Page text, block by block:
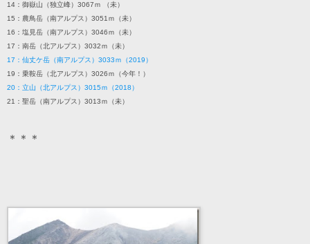
14：御嶽山（独立峰）3067ｍ （未）
15：農鳥岳（南アルプス）3051ｍ（未）
16：塩見岳（南アルプス）3046ｍ（未）
17：南岳（北アルプス）3032ｍ（未）
17：仙丈ケ岳（南アルプス）3033ｍ（2019）
19：乗鞍岳（北アルプス）3026ｍ（今年！）
20：立山（北アルプス）3015ｍ（2018）
21：聖岳（南アルプス）3013ｍ（未）
＊＊＊